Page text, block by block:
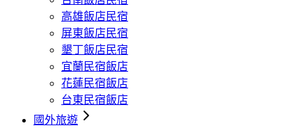
高雄飯店民宿
屏東飯店民宿
墾丁飯店民宿
宜蘭民宿飯店
花蓮民宿飯店
台東民宿飯店
國外旅遊